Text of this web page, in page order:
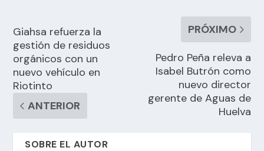
Giahsa refuerza la
gestión de residuos
orgánicos con un
nuevo vehículo en
Riotinto
ANTERIOR
PRÓXIMO
Pedro Peña releva a
Isabel Butrón como
nuevo director
gerente de Aguas de
Huelva
SOBRE EL AUTOR